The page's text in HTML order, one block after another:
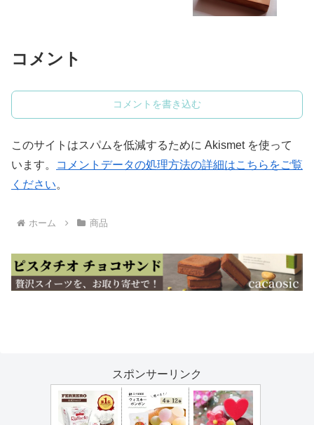
コメント
コメントを書き込む
このサイトはスパムを低減するために Akismet を使って
います。
コメントデータの処理方法の詳細はこちらをご覧
ください。
ホーム 商品
スポンサーリンク